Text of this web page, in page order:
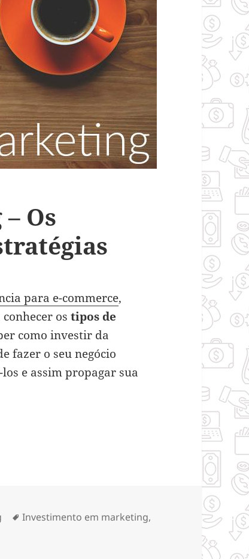
Os
para e-commerce,
os tipos de
como investir da
fazer o seu negócio
e assim propagar sua
e suas estratégias
Tags
Investimento em marketing,